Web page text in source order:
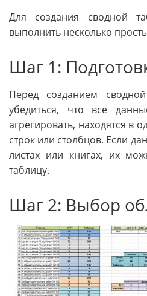
Для создания сводной
выполнить несколько
Шаг 1:
Перед созданием
убедиться, что все
агрегировать, находятся в
строк или столбцов. Если
листах или книгах, их
таблицу.
Шаг 2: Выбор